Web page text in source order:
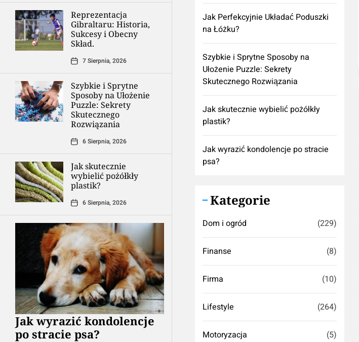
Reprezentacja
Gibraltaru: Historia,
Sukcesy i Obecny
Skład.
7 Sierpnia, 2026
Szybkie i Sprytne
Sposoby na Ułożenie
Puzzle: Sekrety
Skutecznego
Rozwiązania
6 Sierpnia, 2026
Jak skutecznie
wybielić pożółkły
plastik?
6 Sierpnia, 2026
Jak wyrazić kondolencje
po stracie psa?
Jak Perfekcyjnie Układać Poduszki
na Łóżku?
Szybkie i Sprytne Sposoby na
Ułożenie Puzzle: Sekrety
Skutecznego Rozwiązania
Jak skutecznie wybielić pożółkły
plastik?
Jak wyrazić kondolencje po stracie
psa?
Kategorie
Dom i ogród (229)
Finanse (8)
Firma (10)
Lifestyle (264)
Motoryzacja (5)